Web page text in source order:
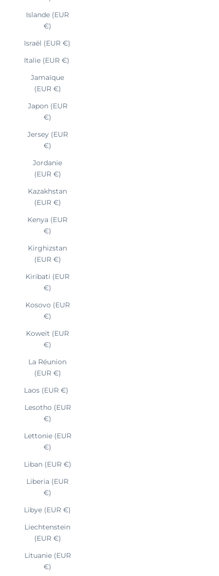
Islande (EUR
€)
Israël (EUR €)
Italie (EUR €)
Jamaïque
(EUR €)
Japon (EUR
€)
Jersey (EUR
€)
Jordanie
(EUR €)
Kazakhstan
(EUR €)
Kenya (EUR
€)
Kirghizstan
(EUR €)
Kiribati (EUR
€)
Kosovo (EUR
€)
Koweït (EUR
€)
La Réunion
(EUR €)
Laos (EUR €)
Lesotho (EUR
€)
Lettonie (EUR
€)
Liban (EUR €)
Liberia (EUR
€)
Libye (EUR €)
Liechtenstein
(EUR €)
Lituanie (EUR
€)